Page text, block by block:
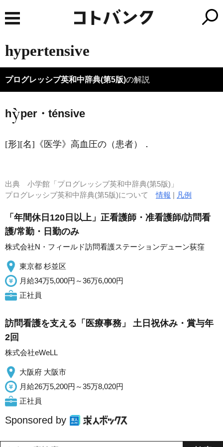
hypertensive
プログレッシブ英和中辞典(第5版)の解説
h per・ténsive
[形][名] 《医学》 高血圧の（患者） ．
出典 小学館「プログレッシブ英和中辞典(第5版)」
プログレッシブ英和中辞典(第5版)について情報 | 凡例
「年間休日120日以上」正看護師・准看護師/訪問看
護/常勤・日勤のみ
株式会社N・フィールド訪問看護ステーションデューン荻窪
東京都 杉並区
月給34万5,000円～36万6,000円
正社員
訪問看護を支える「医療事務」 土日祝休み・賞与年
2回
株式会社eWeLL
大阪府 大阪市
月給26万5,200円～35万8,020円
正社員
Sponsored by